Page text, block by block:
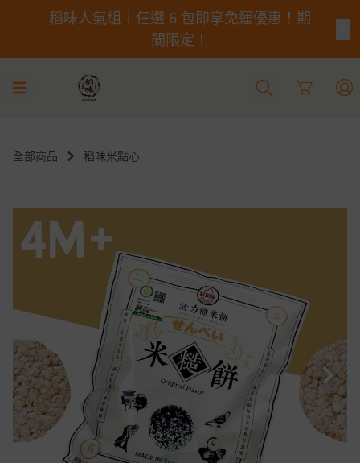
稻味人氣組｜任選 6 包即享免運優惠！期
間限定！
Cart
全部商品 稻味米點心